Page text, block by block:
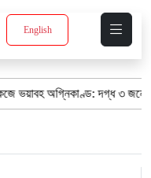
English
দগ্ধ ৩ জনের অবস্থা